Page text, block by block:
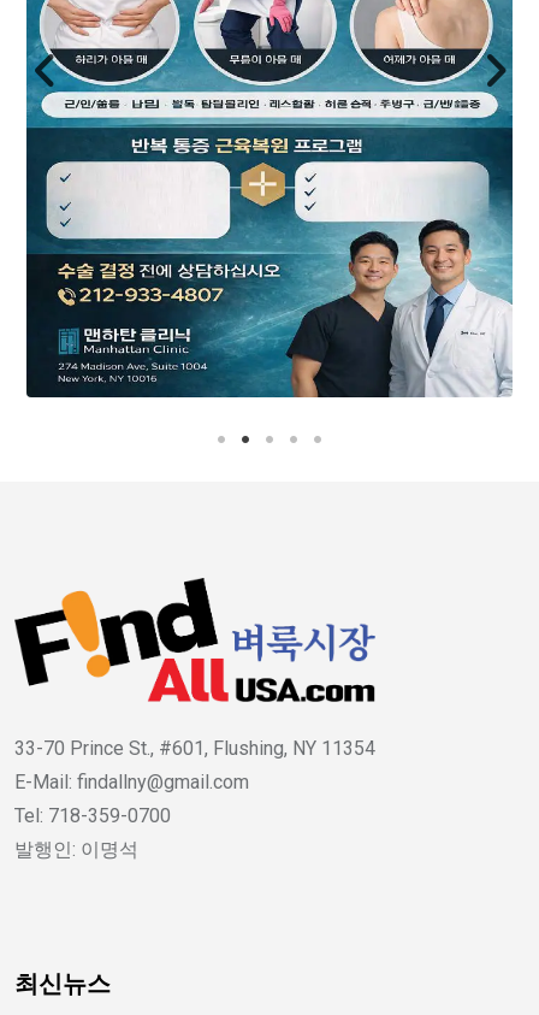
33-70 Prince St., #601, Flushing, NY 11354
E-Mail: findallny@gmail.com
Tel: 718-359-0700
발행인: 이명석
최신뉴스